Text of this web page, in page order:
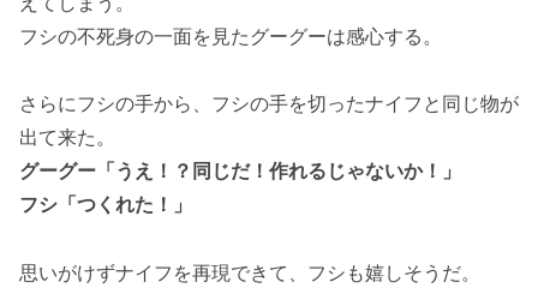
フシの不死身の一面を見たグーグーは感心する。
さらにフシの手から、フシの手を切ったナイフと同じ物が
出て来た。
グーグー「うえ！？同じだ！作れるじゃないか！」
フシ「つくれた！」
思いがけずナイフを再現できて、フシも嬉しそうだ。